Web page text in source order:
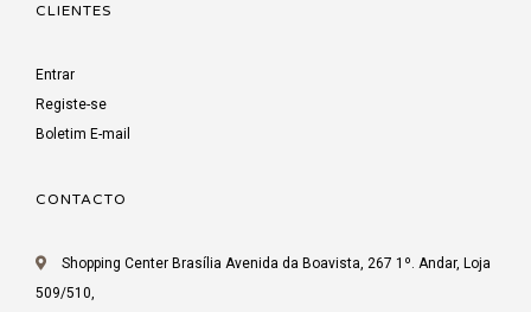
CLIENTES
Entrar
Registe-se
Boletim E-mail
CONTACTO
Shopping Center Brasília Avenida da Boavista, 267 1º. Andar, Loja
509/510,